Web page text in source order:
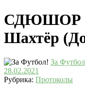
СДЮШОР
Шахтёр
За
28.02.2021
Рубрика: Протоколы